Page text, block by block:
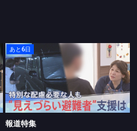
あと6日
報道特集
熊本地震“見えづらい避難者”も 支援は？
報道特集